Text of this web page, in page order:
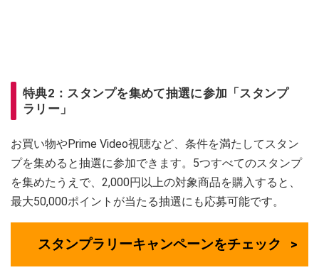
特典2：スタンプを集めて抽選に参加「スタンプ
ラリー」
お買い物やPrime Video視聴など、条件を満たしてスタン
プを集めると抽選に参加できます。5つすべてのスタンプ
を集めたうえで、2,000円以上の対象商品を購入すると、
最大50,000ポイントが当たる抽選にも応募可能です。
スタンプラリーキャンペーンをチェック